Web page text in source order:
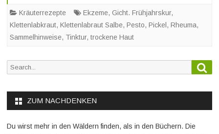
Kräuterrezepte Ekzeme, Gicht. Frühjahrskur,
Klettenlabkraut, Klettenlabraut Salbe, Pesto, Pickel , Rheuma,
Sammelhinweise, Tinktur, trockene Haut
Search
ZUM NACHDENKEN
Du wirst mehr in den Wäldern finden, als in den Büchern. Die